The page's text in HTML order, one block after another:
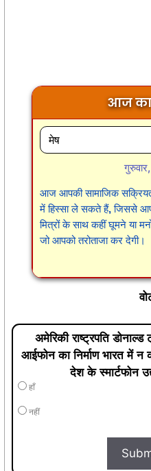
आज का
आज आपकी सामाजिक
में हिस्सा ले सकते हैं, जिससे
मित्रों के साथ कहीं घूमने या
जो आपको तरोताजा कर देगी।
अमेरिकी राष्ट्रपति
आईफोन का निर्माण भारत में
देश के स्मार्टफोन
हाँ
नहीं